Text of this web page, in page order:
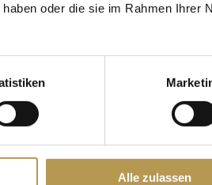
oder die sie im Rahmen Ihrer
Alle zulassen
ganzjährig
BUCHEN